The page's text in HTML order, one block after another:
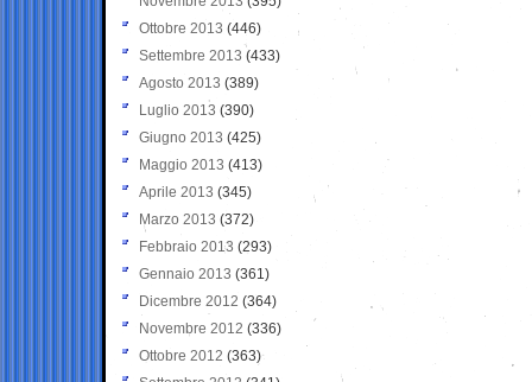
Ottobre 2013 (446)
Settembre 2013 (433)
Agosto 2013 (389)
Luglio 2013 (390)
Giugno 2013 (425)
Maggio 2013 (413)
Aprile 2013 (345)
Marzo 2013 (372)
Febbraio 2013 (293)
Gennaio 2013 (361)
Dicembre 2012 (364)
Novembre 2012 (336)
Ottobre 2012 (363)